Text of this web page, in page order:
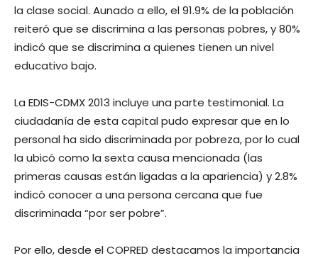
la clase social. Aunado a ello, el 91.9% de la población
reiteró que se discrimina a las personas pobres, y 80%
indicó que se discrimina a quienes tienen un nivel
educativo bajo.
La EDIS-CDMX 2013 incluye una parte testimonial. La
ciudadanía de esta capital pudo expresar que en lo
personal ha sido discriminada por pobreza, por lo cual
la ubicó como la sexta causa mencionada (las
primeras causas están ligadas a la apariencia) y 2.8%
indicó conocer a una persona cercana que fue
discriminada “por ser pobre”.
Por ello, desde el COPRED destacamos la importancia